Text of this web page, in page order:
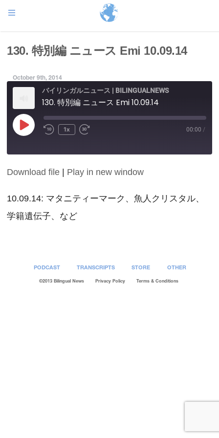
130. 特別編 ニュース Emi 10.09.14
October 9th, 2014
バイリンガルニュース | BILINGUALNEWS
130. 特別編 ニュース Emi 10.09.14
Play
Episode
1x 00:00 /
SHARE
LINK
EMBED
Download file Play in new window
10.09.14: マタニティーマーク、魚人クリスタル、
学籍遺伝子、など
PODCAST TRANSCRIPTS STORE OTHER
©2013 Bilingual News Privacy Policy Terms & Conditions